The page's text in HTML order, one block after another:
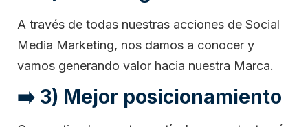
A través de todas nuestras acciones de Social
Media Marketing, nos damos a conocer y
vamos generando valor hacia nuestra Marca.
➡️ 3) Mejor posicionamiento